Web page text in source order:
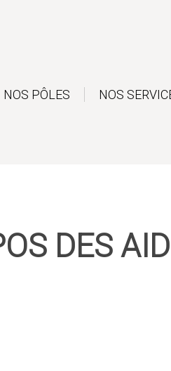
NOS PÔLES NOS
DES